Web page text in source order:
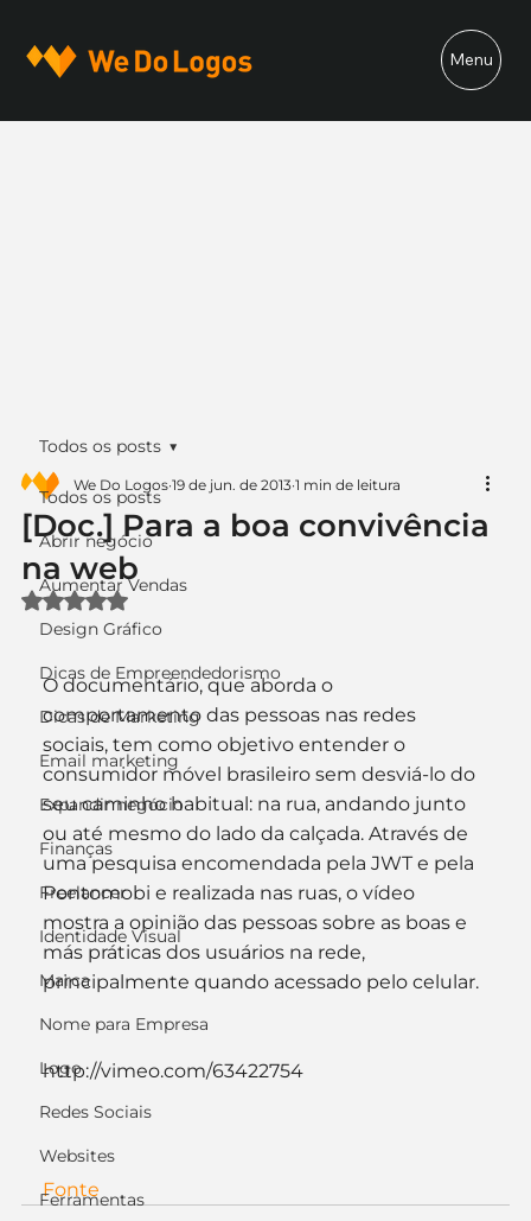
Menu
Todos os posts
Abrir negócio
Aumentar Vendas
Design Gráfico
Dicas de Empreendedorismo
Dicas de Marketing
Email marketing
Expandir negócio
Finanças
Freelancer
Identidade Visual
Marca
Nome para Empresa
Logo
Redes Sociais
Websites
Ferramentas
Todos os posts
[Doc.] Para a boa convivência
na web
We Do Logos 19 de jun. de 2013 1 min de leitura
Avaliado com NaN de 5 estrelas.
O documentário, que aborda o
comportamento das pessoas nas redes
sociais, tem como objetivo entender o
consumidor móvel brasileiro sem desviá-lo do
seu caminho habitual: na rua, andando junto
ou até mesmo do lado da calçada. Através de
uma pesquisa encomendada pela JWT e pela
Pontomobi e realizada nas ruas, o vídeo
mostra a opinião das pessoas sobre as boas e
más práticas dos usuários na rede,
principalmente quando acessado pelo celular.
http://vimeo.com/63422754
Fonte